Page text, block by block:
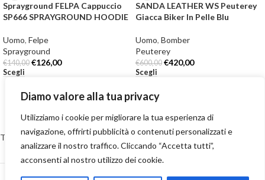
Diamo valore alla tua privacy
Utilizziamo i cookie per migliorare la tua esperienza di
navigazione, offrirti pubblicità o contenuti personalizzati e
analizzare il nostro traffico. Cliccando “Accetta tutti”,
acconsenti al nostro utilizzo dei cookie.
Sprayground FELPA Cappuccio
SP666 SPRAYGROUND HOODIE
Uomo, Felpe
Sprayground
€140,00 €126,00
Scegli
SANDA LEATHER WS Peuterey
Giacca Biker In Pelle Blu
Uomo, Bomber
Peuterey
€600,00 €420,00
Scegli
Termini e Condizioni-Privacy Policy-Cookie Policy-Reso e restituzioni
-Spedizioni-Contatti